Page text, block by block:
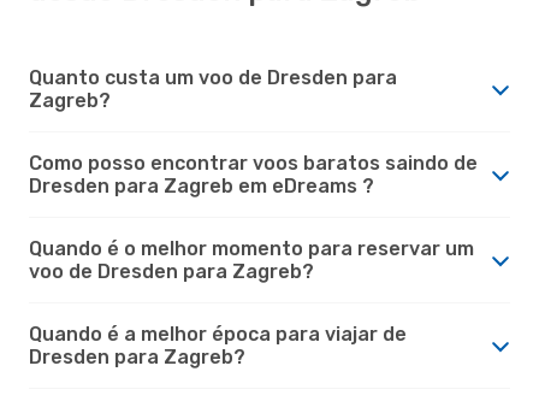
Quanto custa um voo de Dresden para
Zagreb?
Como posso encontrar voos baratos saindo de
Dresden para Zagreb em eDreams ?
Quando é o melhor momento para reservar um
voo de Dresden para Zagreb?
Quando é a melhor época para viajar de
Dresden para Zagreb?